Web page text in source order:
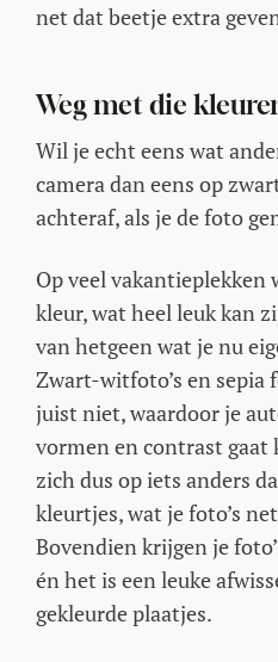
net dat beetje extra
Weg met die
Wil je echt eens wat
camera dan eens op
achteraf, als je de foto
Op veel vakantieplekken
kleur, wat heel leuk kan
van hetgeen wat je nu
Zwart-witfoto’s en sepia
juist niet, waardoor je
vormen en contrast gaat
zich dus op iets anders
kleurtjes, wat je foto’s
Bovendien krijgen je
én het is een leuke
gekleurde plaatjes.